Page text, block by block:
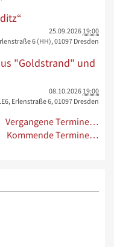
25.09.2026 19:00
6 (HH), 01097 Dresden
"Goldstrand" und
08.10.2026 19:00
Erlenstraße 6, 01097 Dresden
Vergangene Termine…
Kommende Termine…